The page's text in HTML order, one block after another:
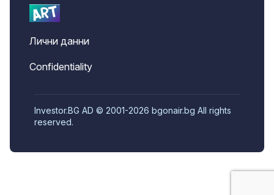
Лични данни
Confidentiality
Investor.BG AD © 2001-2026 bgonair.bg All rights
reserved.